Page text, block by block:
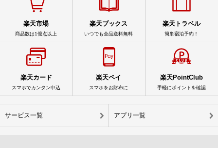
楽天市場
商品数は1億点以上
楽天ブックス
いつでも全品送料無料
楽天トラベル
簡単宿泊予約！
楽天カード
スマホでカンタン申込
楽天ペイ
スマホをお財布に
楽天PointClub
手軽にポイントを確認
サービス一覧 アプリ一覧